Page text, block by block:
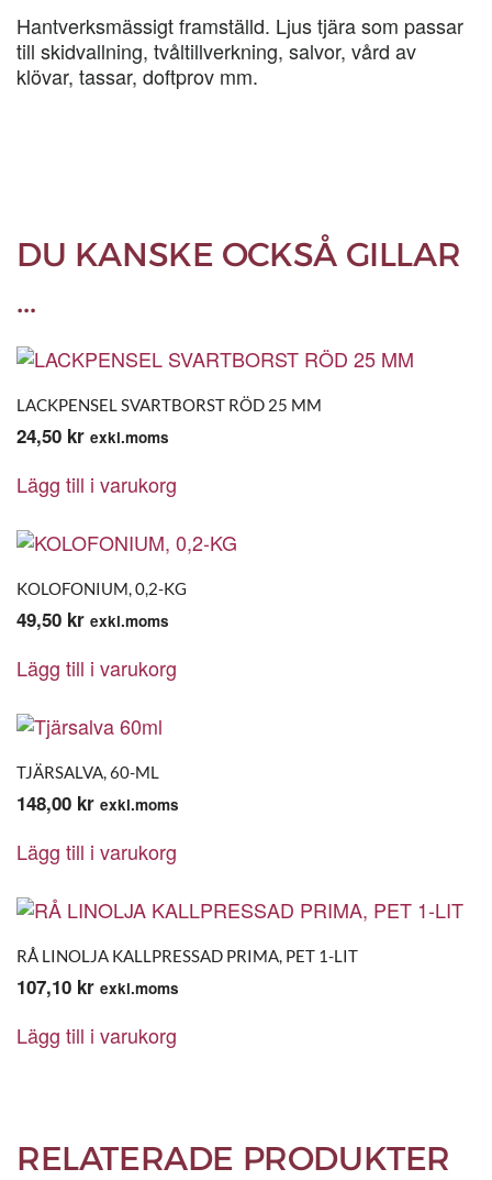
Hantverksmässigt framställd. Ljus tjära som passar
till skidvallning, tvåltillverkning, salvor, vård av
klövar, tassar, doftprov mm.
DU KANSKE OCKSÅ GILLAR
…
LACKPENSEL SVARTBORST RÖD 25 MM
24,50 kr exkl.moms
Lägg till i varukorg
KOLOFONIUM, 0,2-KG
49,50 kr exkl.moms
Lägg till i varukorg
TJÄRSALVA, 60-ML
148,00 kr exkl.moms
Lägg till i varukorg
RÅ LINOLJA KALLPRESSAD PRIMA, PET 1-LIT
107,10 kr exkl.moms
Lägg till i varukorg
RELATERADE PRODUKTER